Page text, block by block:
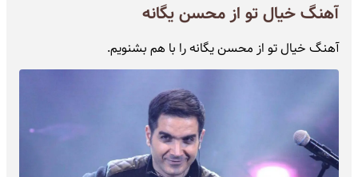
آهنگ خیال تو از محسن یگانه
آهنگ خیال تو از محسن یگانه را با هم بشنویم.